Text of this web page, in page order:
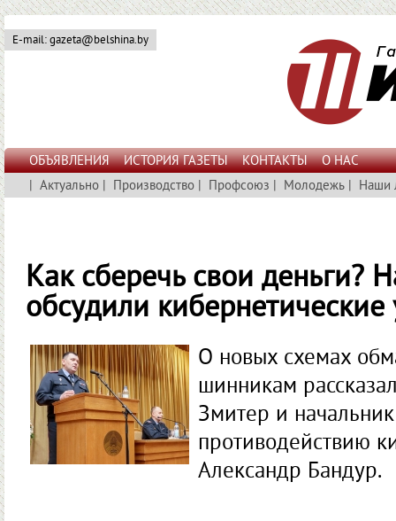
E-mail: gazeta@belshina.by
ОБЪЯВЛЕНИЯ ИСТОРИЯ ГАЗЕТЫ КОНТАКТЫ
О НАС
| Актуально | Производство | Профсоюз | Молодежь | Наши
Как сберечь свои деньги?
обсудили кибернетические
О новых схемах
шинникам
Змитер и
противодействию
Александр Бандур.